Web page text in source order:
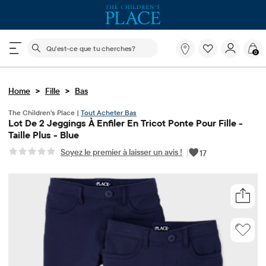
Le champ de recherche ci-dessous filtre les
Qu'est-
que
0
Home > Fille > Bas
The Children's Place | Tout Acheter Bas
Lot De 2 Jeggings À Enfiler En Tricot Ponte Pour Fille -
Taille Plus - Blue
Soyez le premier à laisser un avis ! | 17